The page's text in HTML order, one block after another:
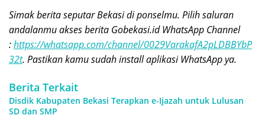
Simak berita seputar Bekasi di ponselmu. Pilih saluran
andalanmu akses berita Gobekasi.id WhatsApp Channel
:https://whatsapp.com/channel/0029VarakafA2pLDBBYbP
32t. Pastikan kamu sudah install aplikasi WhatsApp ya.
Berita Terkait
Disdik Kabupaten Bekasi Terapkan e-Ijazah untuk Lulusan
SD dan SMP